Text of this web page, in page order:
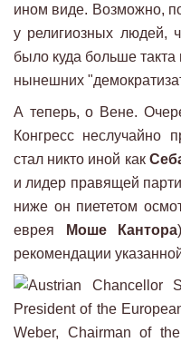
ином виде. Возможно,
у религиозных людей,
было куда больше
нынешних
А теперь, о Вене.
Конгресс неслучайно
стал никто иной как
и лидер правящей
ниже он пиететом
еврея
Моше Кантора
рекомендации